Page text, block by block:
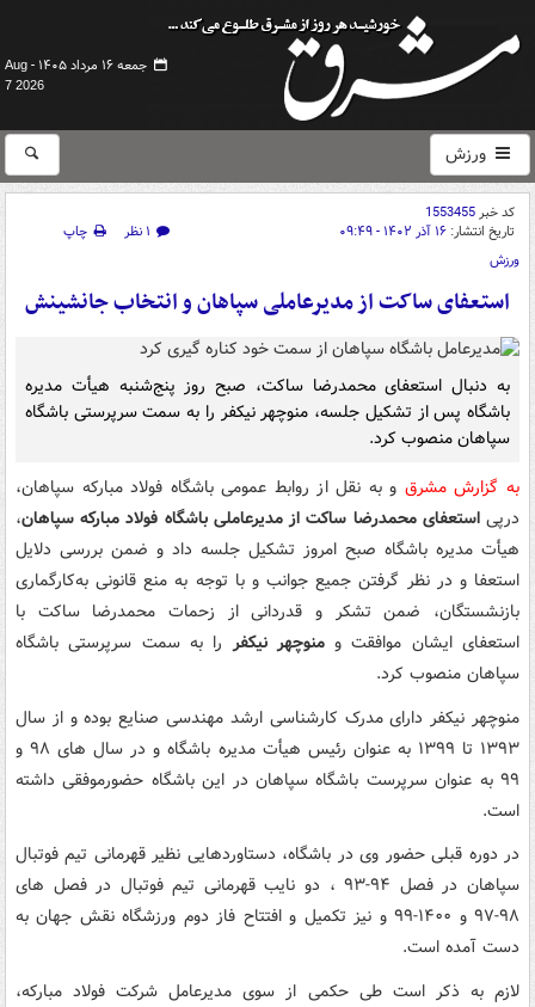
جمعه ۱۶ مرداد ۱۴۰۵ -
Aug
7 2026
ورزش
کد خبر1553455
تاریخ انتشار: ۱۶ آذر ۱۴۰۲ - ۰۹:۴۹ ۱ نظر
چاپ
ورزش
استعفای ساکت از مدیرعاملی سپاهان و انتخاب جانشینش
به دنبال استعفای محمدرضا ساکت، صبح روز پنج‌شنبه هیأت مدیره
باشگاه پس از تشکیل جلسه، منوچهر نیکفر را به سمت سرپرستی باشگاه
سپاهان منصوب کرد.
به گزارش مشرق و به نقل از روابط عمومی باشگاه فولاد مبارکه سپاهان،
درپیاستعفای محمدرضا ساکت از مدیرعاملی باشگاه فولاد مبارکه سپاهان،
هیأت مدیره باشگاه صبح امروز تشکیل جلسه داد و ضمن بررسی دلایل
استعفا و در نظر گرفتن جمیع جوانب و با توجه به منع قانونی به‌کارگماری
بازنشستگان، ضمن تشکر و قدردانی از زحمات محمدرضا ساکت با
استعفای ایشان موافقت ومنوچهر نیکفر را به سمت سرپرستی باشگاه
سپاهان منصوب کرد.
منوچهر نیکفر دارای مدرک کارشناسی ارشد مهندسی صنایع بوده و از سال
۱۳۹۳ تا ۱۳۹۹ به عنوان رئیس هیأت مدیره باشگاه و در سال های ۹۸ و
۹۹ به عنوان سرپرست باشگاه سپاهان در این باشگاه حضورموفقی داشته
است.
در دوره قبلی حضور وی در باشگاه، دستاوردهایی نظیر قهرمانی تیم فوتبال
سپاهان در فصل ۹۴-۹۳ ، دو نایب قهرمانی تیم فوتبال در فصل های
۹۸-۹۷ و ۱۴۰۰-۹۹ و نیز تکمیل و افتتاح فاز دوم ورزشگاه نقش جهان به
دست آمده است.
لازم به ذکر است طی حکمی از سوی مدیرعامل شرکت فولاد مبارکه،